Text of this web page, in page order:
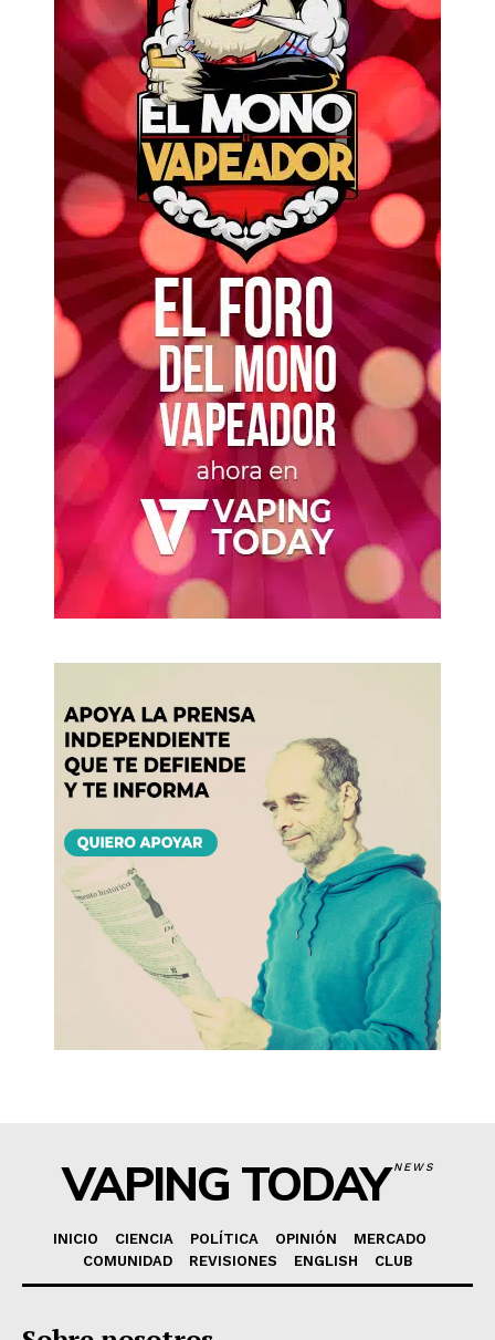
VAPING TODAYNEWS
INICIO CIENCIA POLÍTICA OPINIÓN
MERCADO
COMUNIDAD
REVISIONES ENGLISH CLUB